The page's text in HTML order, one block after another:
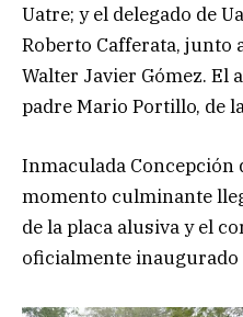
Uatre; y el delegado de
Roberto Cafferata, junto
Walter Javier Gómez. El
padre Mario Portillo, de
Inmaculada Concepción
momento culminante
de la placa alusiva y el
oficialmente inaugurado